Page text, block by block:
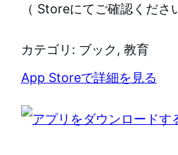
（ Storeにてご確認くださ
カテゴリ: ブック, 教育
App Storeで詳細を見る